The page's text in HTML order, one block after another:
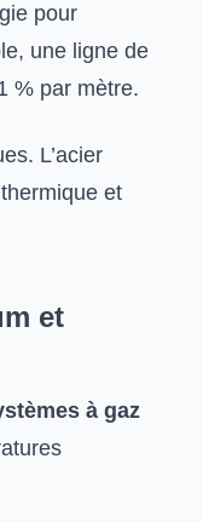
pour
une ligne de
% par mètre.
L’acier
et
et
à gaz